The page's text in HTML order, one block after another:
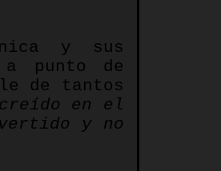
y sus
punto de
de tantos
en el
y no